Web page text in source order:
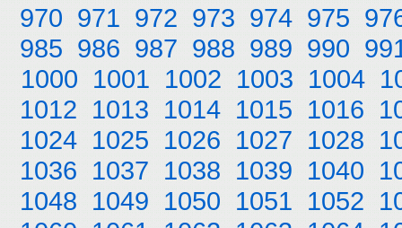
970 971 972 973 974 975
985 986 987 988 989 990
1000 1001 1002 1003 1004
1012 1013 1014 1015 1016
1024 1025 1026 1027 1028
1036 1037 1038 1039 1040
1048 1049 1050 1051 1052